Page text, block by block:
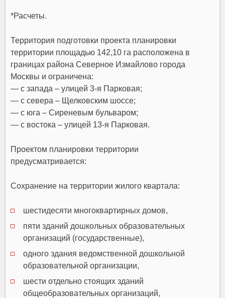
*Расчеты.
Территория подготовки проекта планировки
территории площадью 142,10 га расположена в
границах района Северное Измайлово города
Москвы и ограничена:
— с запада – улицей 3-я Парковая;
— с севера – Щелковским шоссе;
— с юга – Сиреневым бульваром;
— с востока – улицей 13-я Парковая.
Проектом планировки территории
предусматривается:
Сохранение на территории жилого квартала:
шестидесяти многоквартирных домов,
пяти зданий дошкольных образовательных
организаций (государственные),
одного здания ведомственной дошкольной
образовательной организации,
шести отдельно стоящих зданий
общеобразовательных организаций,